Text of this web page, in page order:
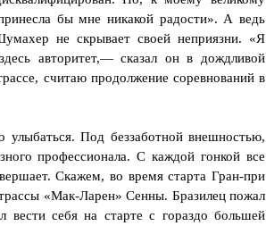
бы мне никакой радости». А ведь
не скрывает своей неприязни. «Я
авторитет,— сказал он в дождливой
считаю продолжение соревнований в
улыбаться. Под беззаботной внешностью,
профессионала. С каждой гонкой все
Скажем, во время старта Гран-при
«Мак-Ларен» Сенны. Бразилец пожал
себя на старте с гораздо большей